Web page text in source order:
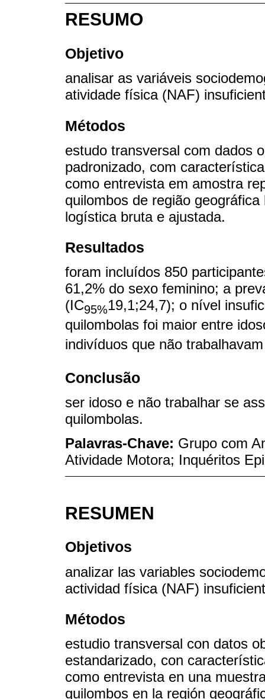
RESUMO
Objetivo
analisar as variáveis
atividade física (NAF)
Métodos
estudo transversal com dados
padronizado, com
como entrevista em amostra
quilombos de região
logística bruta e ajustada.
Resultados
foram incluídos 850
61,2% do sexo feminino; a
(IC95%19,1;24,7); o nível
quilombolas foi maior entre
indivíduos que não
Conclusão
ser idoso e não trabalhar se
quilombolas.
Palavras-Chave: Grupo com
Atividade Motora; Inquéritos
RESUMEN
Objetivos
analizar las variables
actividad física (NAF)
Métodos
estudio transversal con datos
estandarizado, con
como entrevista en una
quilombos en la región